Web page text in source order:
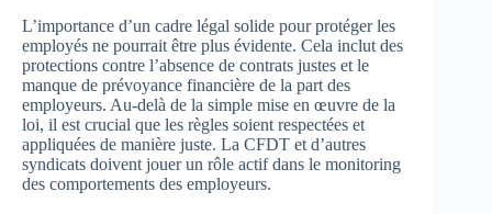
L’importance d’un cadre légal solide pour protéger les
employés ne pourrait être plus évidente. Cela inclut des
protections contre l’absence de contrats justes et le
manque de prévoyance financière de la part des
employeurs. Au-delà de la simple mise en œuvre de la
loi, il est crucial que les règles soient respectées et
appliquées de manière juste. La CFDT et d’autres
syndicats doivent jouer un rôle actif dans le monitoring
des comportements des employeurs.